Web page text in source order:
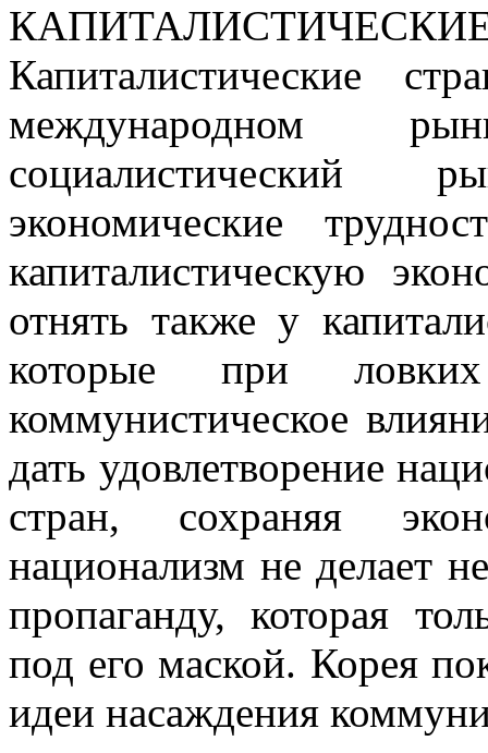
Капиталистические
международном
социалистический
экономические
капиталистическую
отнять также у
которые при
коммунистическое
дать удовлетворение
стран, сохраняя
национализм не делает
пропаганду, которая
под его маской. Корея
идеи насаждения